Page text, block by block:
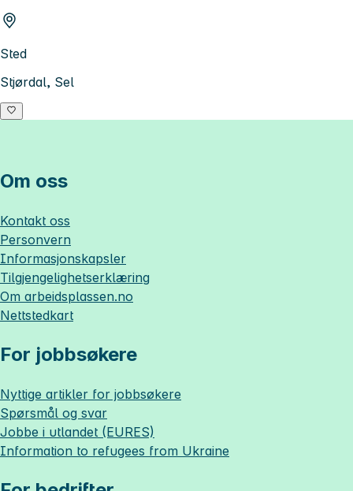
Sted
Stjørdal, Sel
Om oss
Kontakt oss
Personvern
Informasjonskapsler
Tilgjengelighetserklæring
Om arbeidsplassen.no
Nettstedkart
For jobbsøkere
Nyttige artikler for jobbsøkere
Spørsmål og svar
Jobbe i utlandet (EURES)
Information to refugees from Ukraine